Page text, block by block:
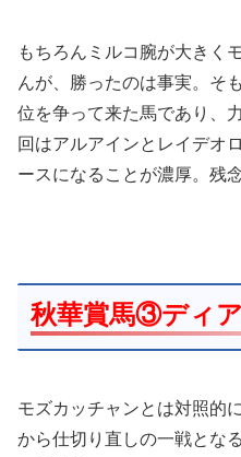
もちろんミルコ腕が大きく
んが、勝ったのは事実。そ
位を争って来た馬であり、
回はアルアインとレイデオ
ースになることが濃厚。残
秋華賞馬③ディ
モズカッチャンとは対照的
から仕切り直しの一戦とな